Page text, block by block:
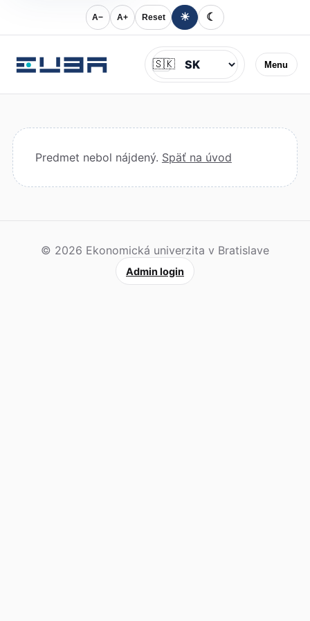
A− A+ Reset ☀ ☾
Menu
Jazyk
🇸🇰
Predmet nebol nájdený. Späť na úvod
© 2026 Ekonomická univerzita v Bratislave
Admin login